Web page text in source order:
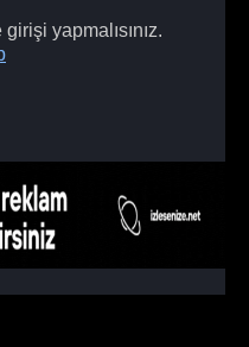
yapmalısınız.